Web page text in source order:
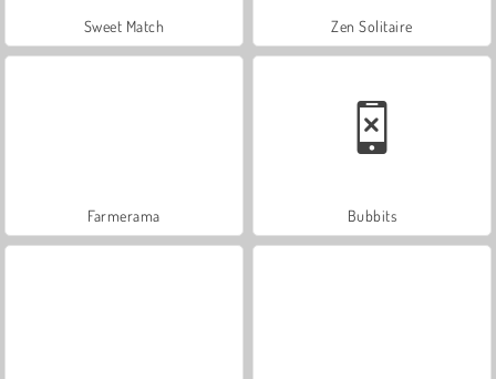
Sweet Match Zen Solitaire
Farmerama Bubbits